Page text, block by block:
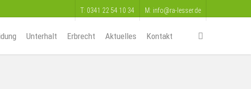
T: 0341 22 54 10 34 M: info@ra-lesser.de
Unterhalt Erbrecht Aktuelles Kontakt